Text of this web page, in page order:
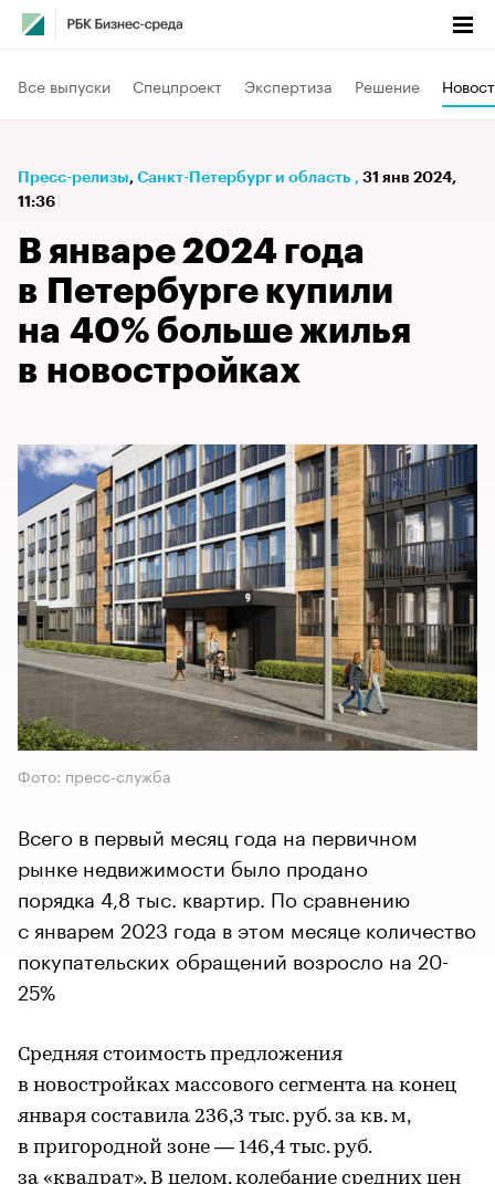
Все выпуски Спецпроект Экспертиза Решение
Пресс-релизы⁠, Санкт-Петербург и область , 31 янв 2024,
11:36
В январе 2024 года
в Петербурге купили
на 40% больше жилья
в новостройках
Фото: пресс-служба
Всего в первый месяц года на первичном
рынке недвижимости было продано
порядка 4,8 тыс. квартир. По сравнению
с январем 2023 года в этом месяце количество
покупательских обращений возросло на 20-
25%
Средняя стоимость предложения
в новостройках массового сегмента на конец
января составила 236,3 тыс. руб. за кв. м,
в пригородной зоне — 146,4 тыс. руб.
за «квадрат». В целом, колебание средних цен